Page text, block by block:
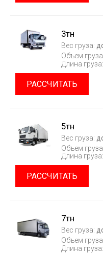
3тн
Вес груза:
Объем
Длина груза:
РАССЧИТАТЬ
5тн
Вес груза:
Объем
Длина груза:
РАССЧИТАТЬ
7тн
Вес груза:
Объем
Длина груза: